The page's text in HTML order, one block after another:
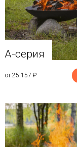
A-серия
от 25 157 ₽